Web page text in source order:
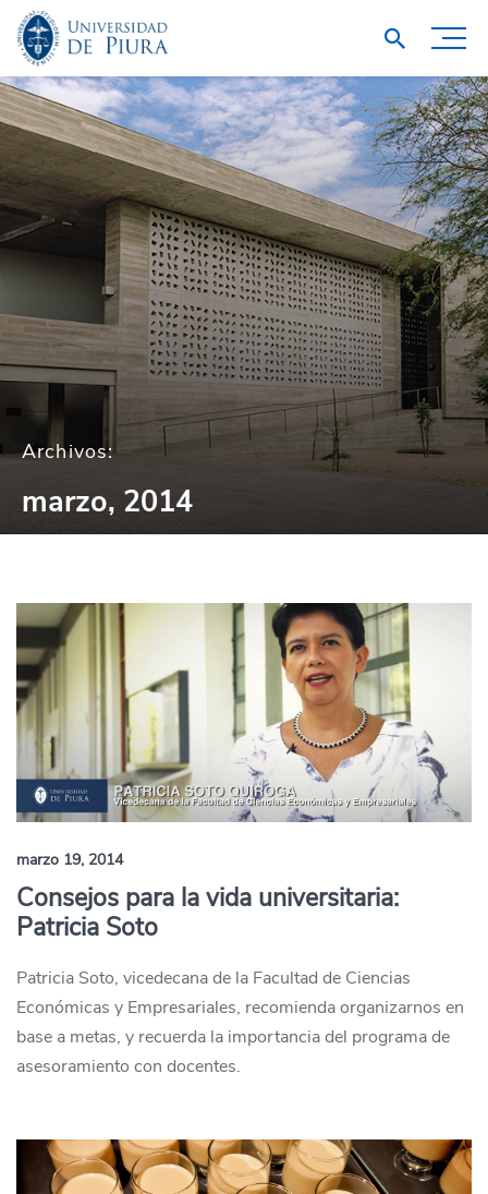
Archivos:
marzo, 2014
marzo 19, 2014
Consejos para la vida universitaria:
Patricia Soto
Patricia Soto, vicedecana de la Facultad de Ciencias
Económicas y Empresariales, recomienda organizarnos en
base a metas, y recuerda la importancia del programa de
asesoramiento con docentes.